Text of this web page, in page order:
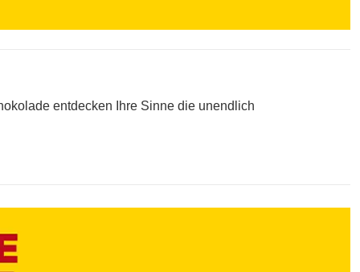
entdecken Ihre Sinne die unendlich